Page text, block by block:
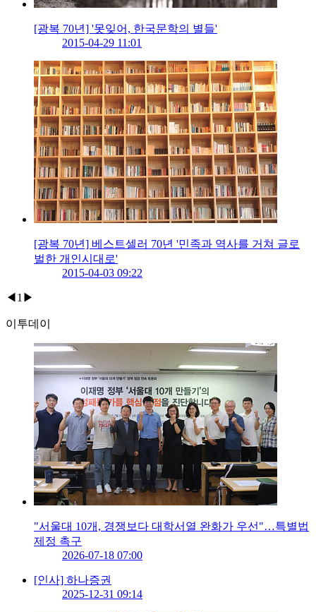
[광복 70년] '못잊어, 한국문학의 별들'
2015-04-29 11:01
[광복 70년] 베스트셀러 70년 '민족과 역사를 거쳐 글로
벌한 개인시대로'
2015-04-03 09:22
◀ 1 ▶
이투데이
"서울대 10개, 경쟁보다 대학서열 완화가 우선"…특별법
제정 촉구
2026-07-18 07:00
[인사] 하나증권
2025-12-31 09:14